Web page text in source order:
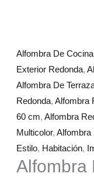
Alfombra De
Exterior Redonda,
Alfombra De
Redonda, Alfombra
60 cm, Alfombra
Multicolor, Alfombra
Estilo, Habitación,
Alfombra
de
Alfombra
Redonda
Paisaje
Verde
cantidad